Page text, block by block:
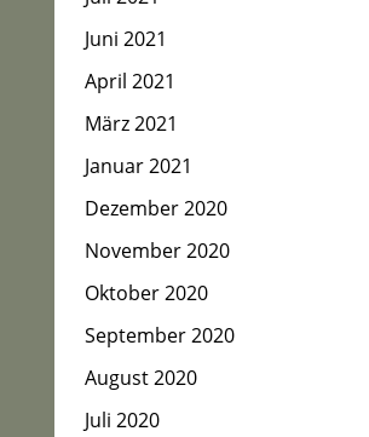
Juni 2021
April 2021
März 2021
Januar 2021
Dezember 2020
November 2020
Oktober 2020
September 2020
August 2020
Juli 2020